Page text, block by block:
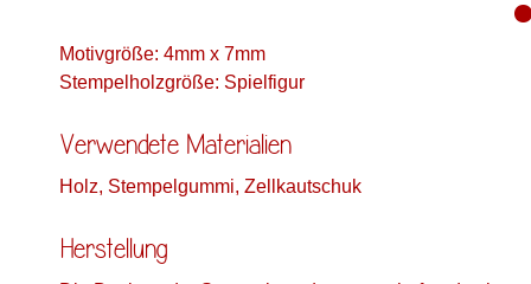
Motivgröße: 4mm x 7mm
Stempelholzgröße: Spielfigur
Verwendete Materialien
Holz, Stempelgummi, Zellkautschuk
Herstellung